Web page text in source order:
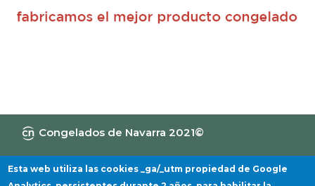
Congelados de Navarra 2021©
Canal de Información Política de privacidad Aviso Legal Política de cookies
Esta web utiliza las cookies _ga/_utm propiedad de Google